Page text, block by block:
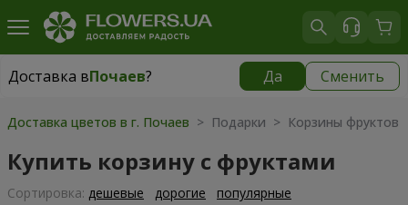
Доставка вПочаев? Да Сменить
Доставка вПочаев|
Доставка цветов в г. Почаев > Подарки > Корзины фруктов
Купить корзину с фруктами
Cортировка: дешевые дорогие популярные